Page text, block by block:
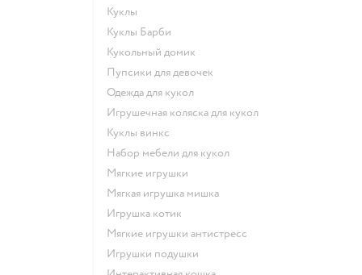
Куклы
Куклы Барби
Кукольный домик
Пупсики для девочек
Одежда для кукол
Игрушечная коляска для кукол
Куклы винкс
Набор мебели для кукол
Мягкие игрушки
Мягкая игрушка мишка
Игрушка котик
Мягкие игрушки антистресс
Игрушки подушки